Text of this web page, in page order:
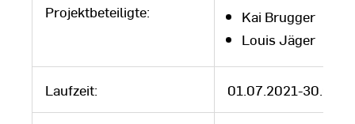
Projektbeteiligte:
Kai Brugger
Louis Jäger
Laufzeit: 01.07.2021-